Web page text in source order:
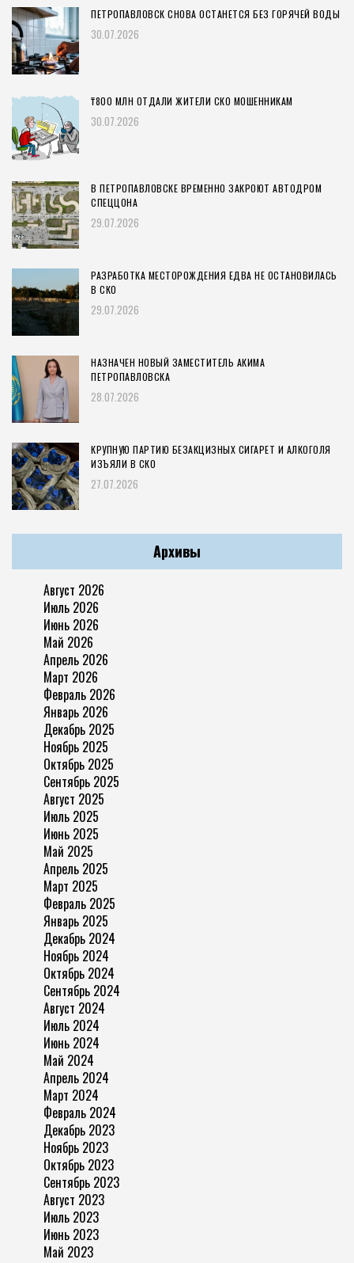
ПЕТРОПАВЛОВСК СНОВА ОСТАНЕТСЯ БЕЗ ГОРЯЧЕЙ ВОДЫ
30.07.2026
₸800 МЛН ОТДАЛИ ЖИТЕЛИ СКО МОШЕННИКАМ
30.07.2026
В ПЕТРОПАВЛОВСКЕ ВРЕМЕННО ЗАКРОЮТ АВТОДРОМ
СПЕЦЦОНА
29.07.2026
РАЗРАБОТКА МЕСТОРОЖДЕНИЯ ЕДВА НЕ ОСТАНОВИЛАСЬ
В СКО
29.07.2026
НАЗНАЧЕН НОВЫЙ ЗАМЕСТИТЕЛЬ АКИМА
ПЕТРОПАВЛОВСКА
28.07.2026
КРУПНУЮ ПАРТИЮ БЕЗАКЦИЗНЫХ СИГАРЕТ И АЛКОГОЛЯ
ИЗЪЯЛИ В СКО
27.07.2026
Архивы
Август 2026
Июль 2026
Июнь 2026
Май 2026
Апрель 2026
Март 2026
Февраль 2026
Январь 2026
Декабрь 2025
Ноябрь 2025
Октябрь 2025
Сентябрь 2025
Август 2025
Июль 2025
Июнь 2025
Май 2025
Апрель 2025
Март 2025
Февраль 2025
Январь 2025
Декабрь 2024
Ноябрь 2024
Октябрь 2024
Сентябрь 2024
Август 2024
Июль 2024
Июнь 2024
Май 2024
Апрель 2024
Март 2024
Февраль 2024
Декабрь 2023
Ноябрь 2023
Октябрь 2023
Сентябрь 2023
Август 2023
Июль 2023
Июнь 2023
Май 2023